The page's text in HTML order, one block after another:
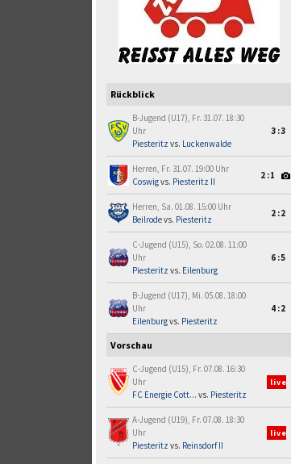
Rückblick
B-Jugend (U17), Fr. 31.07. 18:30
Uhr
Piesteritz vs. Luckenwalde
3:3
Herren, Fr. 31.07. 19:00 Uhr
Coswigvs. Piesteritz II
2:1
Herren, Sa. 01.08. 15:00 Uhr
Beilrodevs. Piesteritz
2:2
C-Jugend (U15), So. 02.08. 11:00
Uhr
Piesteritz vs. Eilenburg
6:5
B-Jugend (U17), Mi. 05.08. 18:00
Uhr
Eilenburgvs. Piesteritz
4:2
Vorschau
C-Jugend (U15), Fr. 07.08. 16:30
Uhr
FC Energie Cott... vs. Piesteritz
live
A-Jugend (U19), Fr. 07.08. 18:30
Uhr
Piesteritz vs. Reinsdorf II
live